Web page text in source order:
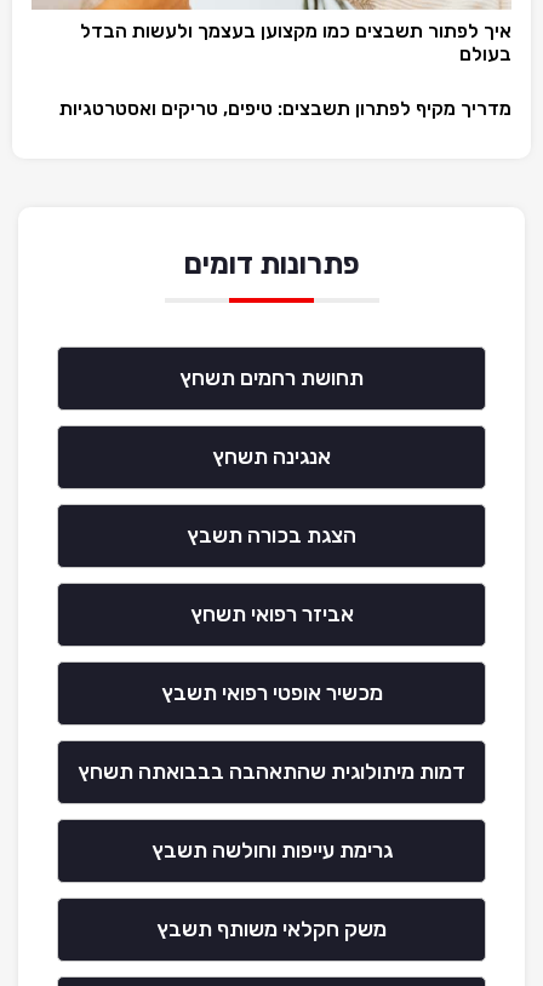
איך לפתור תשבצים כמו מקצוען בעצמך ולעשות הבדל
בעולם
מדריך מקיף לפתרון תשבצים: טיפים, טריקים ואסטרטגיות
פתרונות דומים
תחושת רחמים תשחץ
אנגינה תשחץ
הצגת בכורה תשבץ
אביזר רפואי תשחץ
מכשיר אופטי רפואי תשבץ
דמות מיתולוגית שהתאהבה בבבואתה תשחץ
גרימת עייפות וחולשה תשבץ
משק חקלאי משותף תשבץ